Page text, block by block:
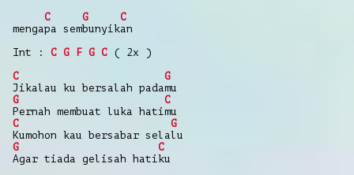
C
G
C
mengapa sembunyikan
Int : C G F G C ( 2x )
C
G
Jikalau ku bersalah padamu
G
C
Pernah membuat luka hatimu
C
G
Kumohon kau bersabar selalu
G
C
Agar tiada gelisah hatiku